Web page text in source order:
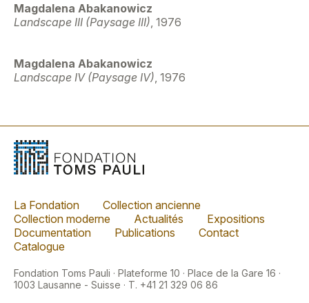
Magdalena Abakanowicz
Landscape III (Paysage III) , 1976
Magdalena Abakanowicz
Landscape IV (Paysage IV) , 1976
La Fondation
Collection ancienne
Collection moderne
Actualités
Expositions
Documentation
Publications
Contact
Catalogue
Fondation Toms Pauli · Plateforme 10 · Place de la Gare 16 ·
1003 Lausanne - Suisse · T. +41 21 329 06 86